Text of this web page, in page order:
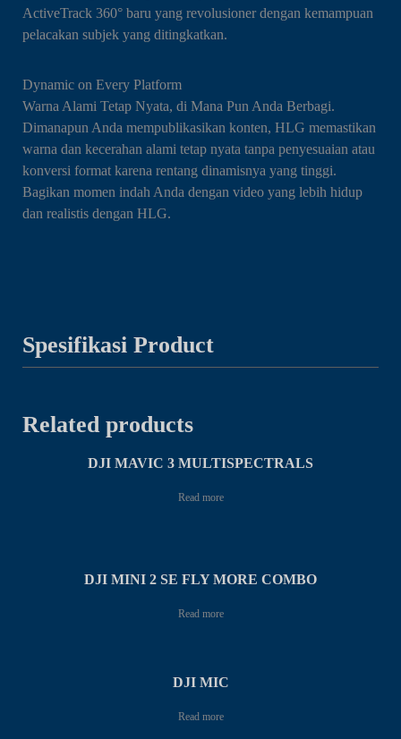
ActiveTrack 360° baru yang revolusioner dengan kemampuan
pelacakan subjek yang ditingkatkan.
Dynamic on Every Platform
Warna Alami Tetap Nyata, di Mana Pun Anda Berbagi.
Dimanapun Anda mempublikasikan konten, HLG memastikan
warna dan kecerahan alami tetap nyata tanpa penyesuaian atau
konversi format karena rentang dinamisnya yang tinggi.
Bagikan momen indah Anda dengan video yang lebih hidup
dan realistis dengan HLG.
Spesifikasi Product
Related products
DJI MAVIC 3 MULTISPECTRALS
Read more
DJI MINI 2 SE FLY MORE COMBO
Read more
DJI MIC
Read more